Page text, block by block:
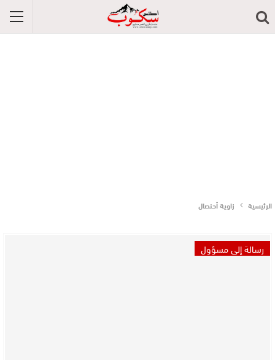
الرئيسية زاوية أحنصال
رسالة إلى مسؤول